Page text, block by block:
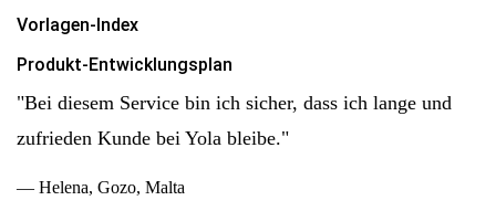
Vorlagen-Index
Produkt-Entwicklungsplan
"Bei diesem Service bin ich sicher, dass ich lange und
zufrieden Kunde bei Yola bleibe."
— Helena, Gozo, Malta